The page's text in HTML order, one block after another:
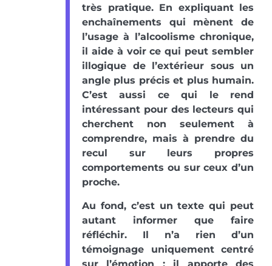
très pratique. En expliquant les
enchaînements qui mènent de
l’usage à l’alcoolisme chronique,
il aide à voir ce qui peut sembler
illogique de l’extérieur sous un
angle plus précis et plus humain.
C’est aussi ce qui le rend
intéressant pour des lecteurs qui
cherchent non seulement à
comprendre, mais à prendre du
recul sur leurs propres
comportements ou sur ceux d’un
proche.
Au fond, c’est un texte qui peut
autant informer que faire
réfléchir. Il n’a rien d’un
témoignage uniquement centré